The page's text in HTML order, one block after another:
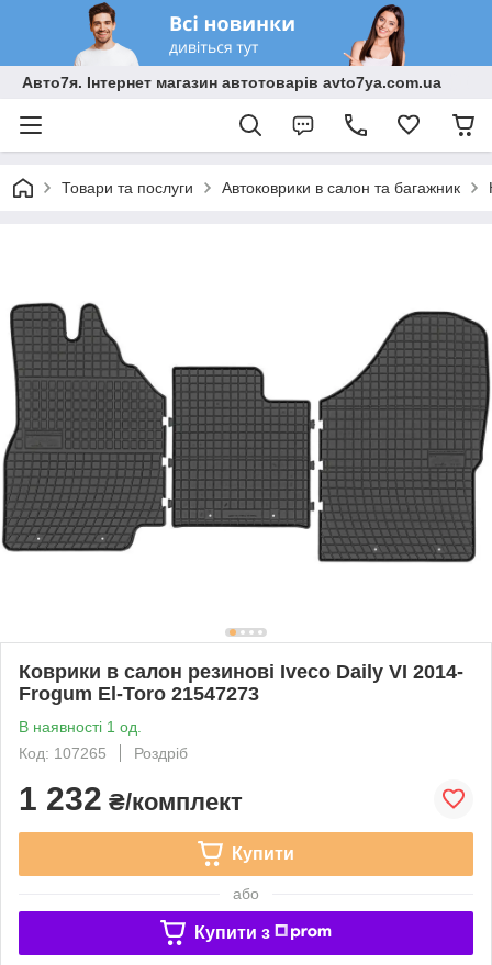
Авто7я. Інтернет магазин автотоварів avto7ya.com.ua
Товари та послуги Автоковрики в салон та багажник
Коврики в салон резинові Iveco Daily VI 2014-
Frogum El-Toro 21547273
В наявності 1 од.
Код: 107265
Роздріб
1 232 ₴/комплект
Купити
або
Купити з